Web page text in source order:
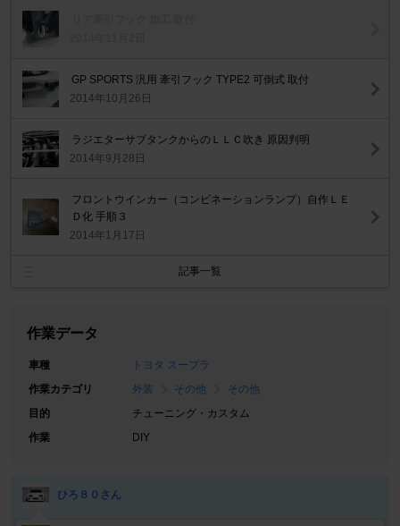
GP SPORTS 汎用 牽引フック TYPE2 可倒式 取付
2014年10月26日
ラジエターサブタンクからのＬＬＣ吹き 原因判明
2014年9月28日
フロントウインカー（コンビネーションランプ）自作ＬＥ
Ｄ化 手順３
2014年1月17日
記事一覧
作業データ
車種
トヨタ スープラ
作業カテゴリ
外装 その他
その他
目的
チューニング・カスタム
作業
DIY
ひろ８０さん